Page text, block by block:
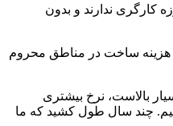
کارگری ندارند و بدون
هزینه ساخت در مناطق محروم
بالاست، نرخ بیشتری
چند سال طول کشید که ما